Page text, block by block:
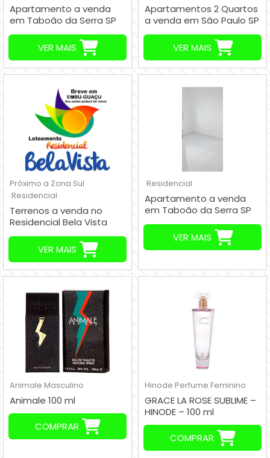
Apartamento a venda
em Taboão da Serra SP
Brasil R$ 530.000,00
VER MAIS
Apartamentos 2 Quartos
a venda em São Paulo SP
Brasil R$ 250.000,00
VER MAIS
Próximo a Zona Sul
Residencial
Terrenos a venda no
Residencial Bela Vista
Embu-Guaçu - SP
VER MAIS
Residencial
Apartamento a venda
em Taboão da Serra SP
Brasil R$ 180.000,00
VER MAIS
Animale Masculino
Animale 100 ml
COMPRAR
Hinode Perfume Feminino
GRACE LA ROSE SUBLIME –
HINODE – 100 ml
COMPRAR